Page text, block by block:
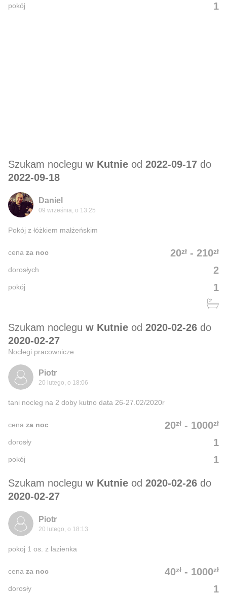
1
pokój
Szukam noclegu w Kutnie od 2022-09-17 do
2022-09-18
Daniel
09 września, o 13:25
Pokój z łóżkiem małżeńskim
20zł - 210zł
cena za noc
2
dorosłych
1
pokój
Szukam noclegu w Kutnie od 2020-02-26 do
2020-02-27
Noclegi pracownicze
Piotr
20 lutego, o 18:06
tani nocleg na 2 doby kutno data 26-27.02/2020r
20zł - 1000zł
cena za noc
1
dorosły
1
pokój
Szukam noclegu w Kutnie od 2020-02-26 do
2020-02-27
Piotr
20 lutego, o 18:13
pokoj 1 os. z lazienka
40zł - 1000zł
cena za noc
1
dorosły